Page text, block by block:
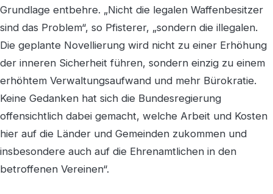
Grundlage entbehre. „Nicht die legalen Waffenbesitzer
sind das Problem“, so Pfisterer, „sondern die illegalen.
Die geplante Novellierung wird nicht zu einer Erhöhung
der inneren Sicherheit führen, sondern einzig zu einem
erhöhtem Verwaltungsaufwand und mehr Bürokratie.
Keine Gedanken hat sich die Bundesregierung
offensichtlich dabei gemacht, welche Arbeit und Kosten
hier auf die Länder und Gemeinden zukommen und
insbesondere auch auf die Ehrenamtlichen in den
betroffenen Vereinen“.